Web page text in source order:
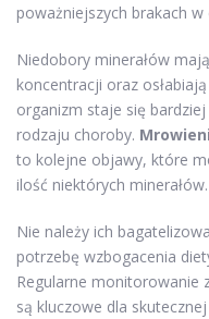
poważniejszych brakach w
Niedobory minerałów
koncentracji oraz
organizm staje się
rodzaju choroby.
to kolejne objawy, które
ilość niektórych minerałów.
Nie należy ich
potrzebę wzbogacenia
Regularne monitorowanie
są kluczowe dla